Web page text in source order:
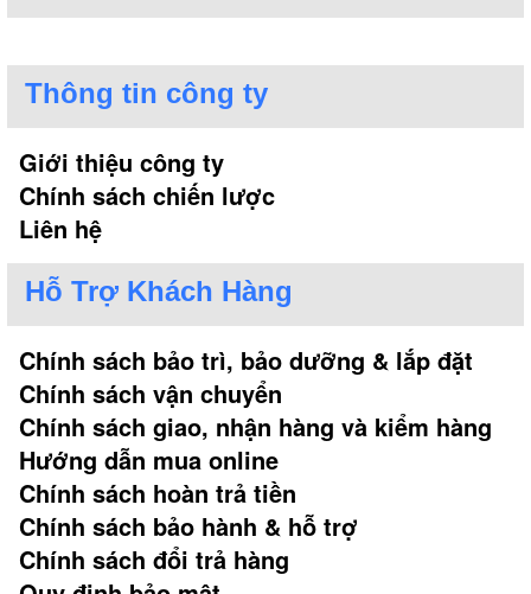
Thông tin công ty
Giới thiệu công ty
Chính sách chiến lược
Liên hệ
Hỗ Trợ Khách Hàng
Chính sách bảo trì, bảo dưỡng & lắp đặt
Chính sách vận chuyển
Chính sách giao, nhận hàng và kiểm hàng
Hướng dẫn mua online
Chính sách hoàn trả tiền
Chính sách bảo hành & hỗ trợ
Chính sách đổi trả hàng